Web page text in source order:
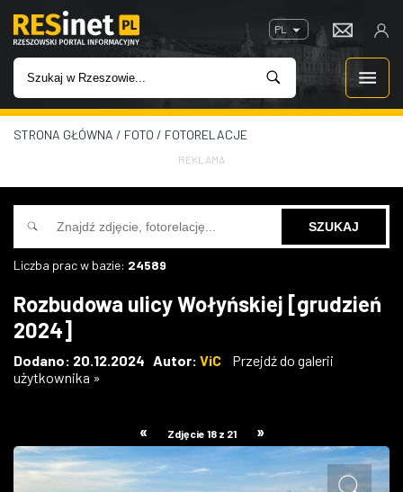
PL
WIADOMOŚCI
INWESTYCJE
IMPREZY
W KINACH
GASTRONOMIA
W RZESZOWIE
STRONA GŁÓWNA / FOTO / FOTORELACJE
REKLAMA
Liczba prac w bazie: 24589
Rozbudowa ulicy Wołyńskiej [grudzień
2024]
Dodano: 20.12.2024 Autor: ViC
Przejdź do galerii
użytkownika »
« Zdjęcie 18 z 21 »